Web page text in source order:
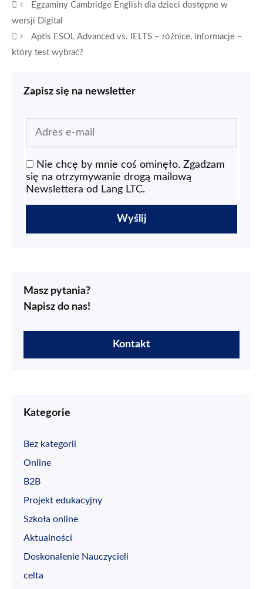
Egzaminy Cambridge English dla dzieci dostępne w
wersji Digital
Aptis ESOL Advanced vs. IELTS – różnice, informacje –
który test wybrać?
Zapisz się na newsletter
Nie chcę by mnie coś ominęło. Zgadzam
się na otrzymywanie drogą mailową
Newslettera od Lang LTC.
Masz pytania?
Napisz do nas!
Kontakt
Kategorie
Bez kategorii
Online
B2B
Projekt edukacyjny
Szkoła online
Aktualności
Doskonalenie Nauczycieli
celta